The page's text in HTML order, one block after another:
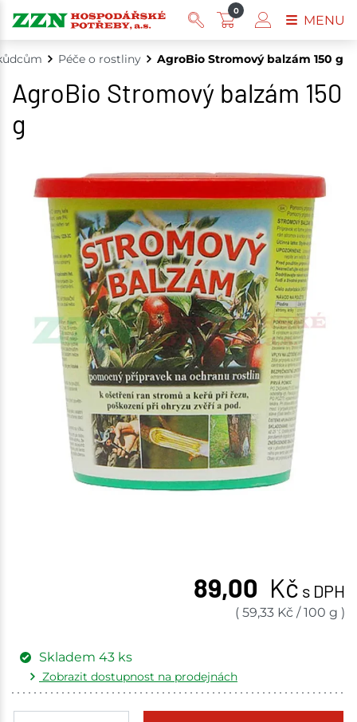
Péče o rostliny AgroBio Stromový balzám 150 g
AgroBio Stromový balzám 150
g
89,00 Kč s DPH
( 59,33 Kč /100 g )
Skladem 43 ks
Zobrazit dostupnost na prodejnách
0
MENU